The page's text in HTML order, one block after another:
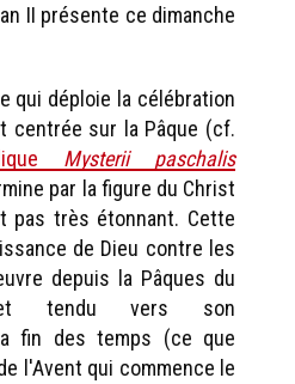
II présente ce dimanche
qui déploie la célébration
centrée sur la Pâque (cf.
Mysterii paschalis
par la figure du Christ
pas très étonnant. Cette
de Dieu contre les
depuis la Pâques du
tendu vers son
fin des temps (ce que
l'Avent qui commence le